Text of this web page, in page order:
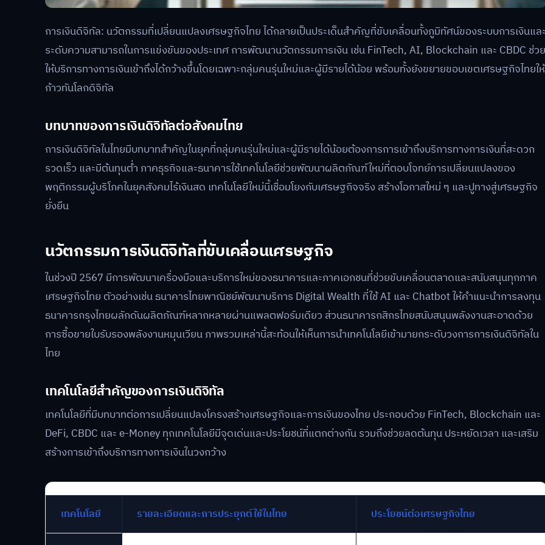
การเงินดิจิทัล: นวัตกรรมที่เปลี่ยนแปลงเศรษฐกิจไทย ได้กลายเป็นประเด็นสำคัญที่ขับเคลื่อนทั้งภูมิทัศน์ของระบบการเงินแล
ระดับความสามารถในการแข่งขันของประเทศ การพัฒนานวัตกรรมการเงิน เช่น FinTech, AI, Blockchain และ CBDC ช่วย
ให้บริการทางการเงินเข้าถึงได้กว้างขึ้นโดยเฉพาะกลุ่มคนรุ่นใหม่และผู้มีรายได้น้อย พร้อมทั้งยังขยายขอบเขตเศรษฐกิจไทยให้
ก้าวทันโลกดิจิทัล
บทบาทของการเงินดิจิทัลต่อสังคมไทย
การเงินดิจิทัลในไทยมีบทบาทสำคัญในยุคที่กลุ่มคนรุ่นใหม่และผู้มีรายได้น้อยต้องการการเข้าถึงบริการทางการเงินที่สะดวก
รวดเร็ว และมีต้นทุนต่ำ ภาคธุรกิจและธนาคารใช้เทคโนโลยีช่วยพัฒนาผลิตภัณฑ์ใหม่ที่ตอบโจทย์การเปลี่ยนแปลงของ
พฤติกรรมผู้บริโภคในยุคสังคมไร้เงินสด เทคโนโลยีใหม่นี้เชื่อมโยงกับเศรษฐกิจจริง สร้างโอกาสใหม่ ๆ และปูทางสู่เศรษฐกิจ
ยั่งยืน
นวัตกรรมการเงินดิจิทัลที่ขับเคลื่อนเศรษฐกิจ
ในช่วงปี 2567 มีการพัฒนาเครื่องมือและบริการใหม่ของธนาคารและภาคเอกชนที่ช่วยขับเคลื่อนตลาดและสนับสนุนทุกภาค
เศรษฐกิจไทย ตัวอย่างเช่น ธนาคารไทยพาณิชย์พัฒนาบริการ Digital Wealth ที่ใช้ AI และ Chatbot ให้คำแนะนำการลงทุน
ธนาคารกรุงไทยผลักดันผลิตภัณฑ์หลากหลายผ่านแพลตฟอร์มเดียว ส่วนธนาคารกสิกรไทยสนับสนุนพลังงานสะอาดด้วย
การซื้อขายใบรับรองพลังงานหมุนเวียน ภาพรวมเหล่านี้สะท้อนให้เห็นการนำเทคโนโลยีเข้ามายกระดับวงการการเงินดิจิทัลใน
ไทย
เทคโนโลยีสำคัญของการเงินดิจิทัล
เทคโนโลยีที่มีบทบาทต่อการเปลี่ยนแปลงโครงสร้างเศรษฐกิจและการเงินของไทย ประกอบด้วย FinTech, Blockchain และ
DeFi, CBDC และ e-Money ทุกเทคโนโลยีมีจุดเด่นและประโยชน์ที่แตกต่างกัน รวมถึงช่วยลดต้นทุน ประหยัดเวลา และเสริม
สร้างการเข้าถึงบริการทางการเงินในวงกว้าง
เทคโนโลยี รายละเอียดและการประยุกต์ใช้ในไทย ประโยชน์ต่อเศรษฐกิจไทย